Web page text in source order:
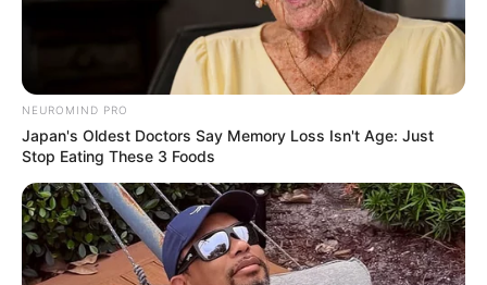
NEUROMIND PRO
Japan's Oldest Doctors Say Memory Loss Isn't Age: Just
Stop Eating These 3 Foods